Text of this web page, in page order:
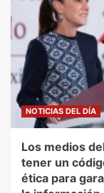
NOTICIAS DEL DÍA
Los medios
tener un
ética para